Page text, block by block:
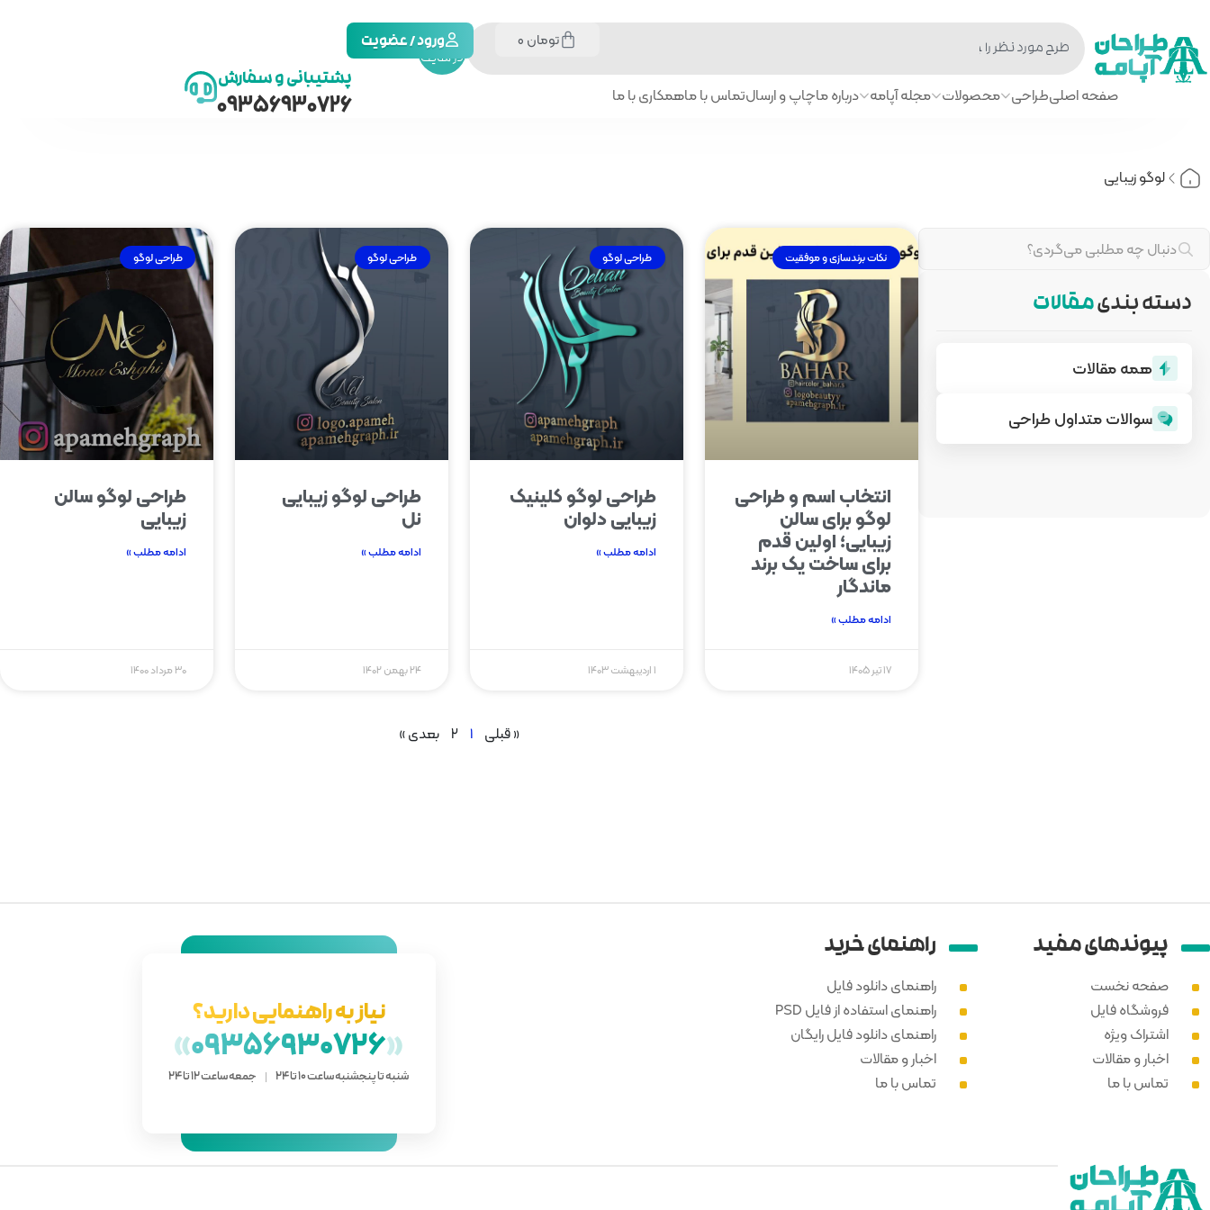
جستجو
در سایت
تومان ورود / عضویت
صفحه اصلیطراحی محصولات مجله آپامه درباره ماچاپ و ارسالتماس با ماهمکاری با ما
پشتیبانی و سفارش
09356930726
لوگو زیبایی
دسته بندیمقالات
همه مقالات
سوالات متداول طراحی
نکات برندسازی و موفقیت
انتخاب اسم و طراحی
لوگو برای سالن
زیبایی؛ اولین قدم
برای ساخت یک برند
ماندگار
ادامه مطلب »
۱۷ تیر ۱۴۰۵
طراحی لوگو
طراحی لوگو کلینیک
زیبایی دلوان
ادامه مطلب »
۱ اردیبهشت ۱۴۰۳
طراحی لوگو
طراحی لوگو زیبایی
نل
ادامه مطلب »
۲۴ بهمن ۱۴۰۲
طراحی لوگو
طراحی لوگو سالن
زیبایی
ادامه مطلب »
۳۰ مرداد ۱۴۰۰
« قبلی ۱ ۲ بعدی »
پیوند‌های مفید
صفحه نخست
فروشگاه فایل
اشتراک ویژه
اخبار و مقالات
تماس با ما
راهنمای خرید
راهنمای دانلود فایل
راهنمای استفاده از فایل PSD
راهنمای دانلود فایل رایگان
اخبار و مقالات
تماس با ما
نیاز به راهنمایی دارید؟
«
09356930726
»
شنبه تا پنجشنبه ساعت 10 تا 24 جمعه ساعت 12 تا 24